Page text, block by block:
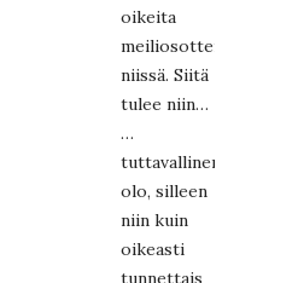
oikeita
meiliosotteita/nimiä
niissä. Siitä
tulee niin…
…
tuttavallinen
olo, silleen
niin kuin
oikeasti
tunnettais